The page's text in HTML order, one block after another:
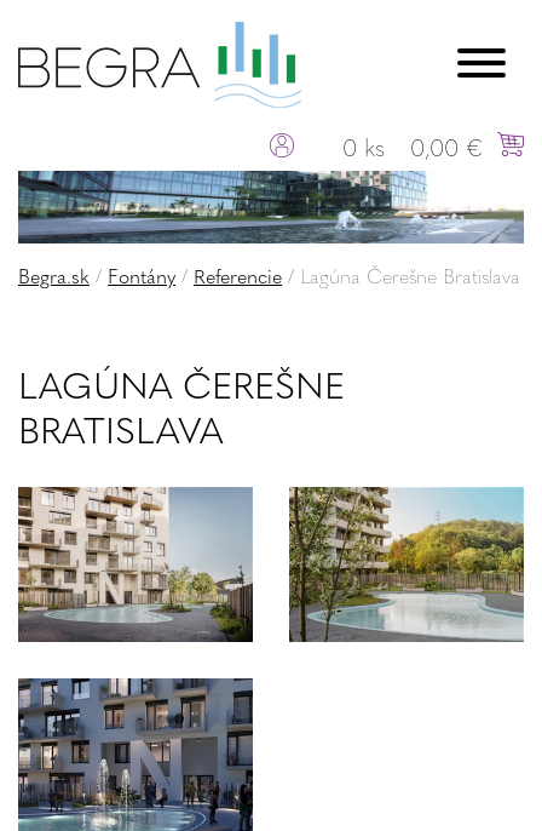
0 ks 0,00 €
Begra.sk / Fontány / Referencie / Lagúna Čerešne Bratislava
LAGÚNA ČEREŠNE
BRATISLAVA